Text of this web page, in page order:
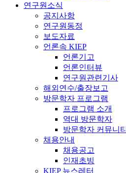
연구원소식
공지사항
연구원동정
보도자료
언론속 KIEP
언론기고
언론인터뷰
연구원관련기사
해외연수/출장보고
방문학자 프로그램
프로그램 소개
역대 방문학자
방문학자 커뮤니티
채용안내
채용공고
인재초빙
KIEP 뉴스레터